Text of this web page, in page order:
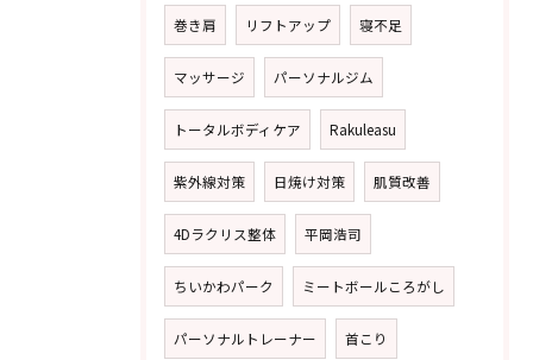
巻き肩 リフトアップ 寝不足
マッサージ パーソナルジム
トータルボディケア Rakuleasu
紫外線対策 日焼け対策 肌質改善
4Dラクリス整体 平岡浩司
ちいかわパーク ミートボールころがし
パーソナルトレーナー 首こり